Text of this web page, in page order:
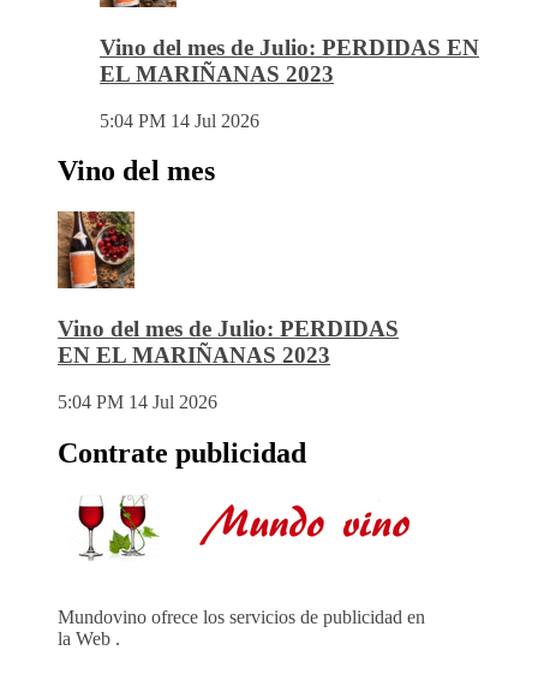
Vino del mes de Julio: PERDIDAS EN
EL MARIÑANAS 2023
5:04 PM 14 Jul 2026
Vino del mes
Vino del mes de Julio: PERDIDAS
EN EL MARIÑANAS 2023
5:04 PM 14 Jul 2026
Contrate publicidad
Mundovino ofrece los servicios de publicidad en
la Web .